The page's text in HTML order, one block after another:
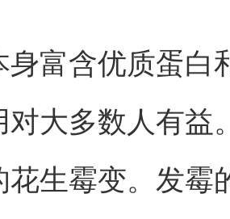
身富含优质蛋白
对大多数人有益
花生霉变。发霉